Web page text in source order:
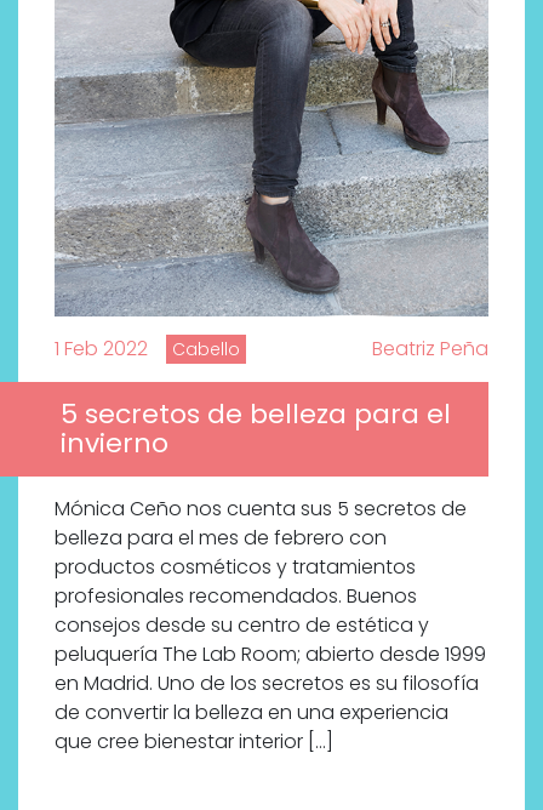
1 Feb 2022 Cabello Beatriz Peña
5 secretos de belleza para el
invierno
Mónica Ceño nos cuenta sus 5 secretos de
belleza para el mes de febrero con
productos cosméticos y tratamientos
profesionales recomendados. Buenos
consejos desde su centro de estética y
peluquería The Lab Room; abierto desde 1999
en Madrid. Uno de los secretos es su filosofía
de convertir la belleza en una experiencia
que cree bienestar interior […]